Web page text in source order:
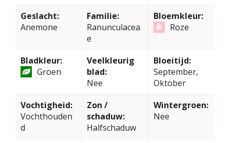
Geslacht:
Anemone
Familie:
Ranunculacea
e
Bloemkleur:
Roze
Bladkleur:
Groen
Veelkleurig
blad:
Nee
Bloeitijd:
September,
Oktober
Vochtigheid:
Vochthouden
d
Zon /
schaduw:
Halfschaduw
Wintergroen:
Nee